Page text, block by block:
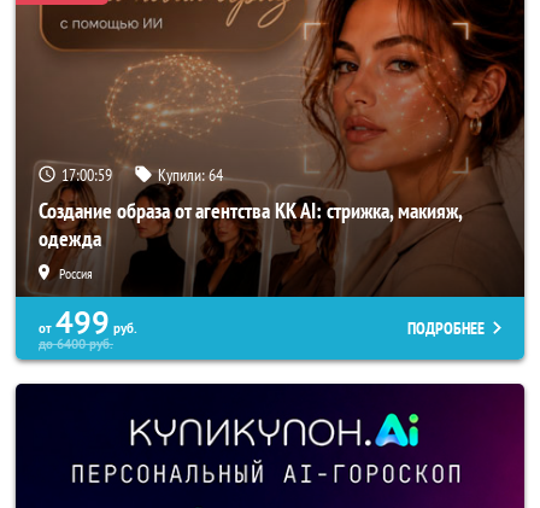
17:00:58 Купили:64
Создание образа от агентства KK AI: стрижка, макияж,
одежда
Россия
от 499 руб.
до6400руб.
ПОДРОБНЕЕ